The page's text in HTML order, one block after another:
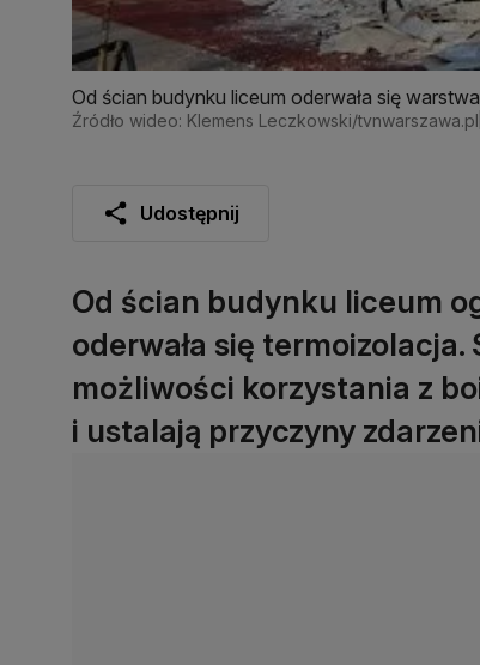
Od ścian budynku liceum oderwała się
Źródło wideo: Klemens Leczkowski/tvnwarszawa.pl
Udostępnij
Od ścian budynku liceum
oderwała się termoizolacja.
możliwości korzystania z
i ustalają przyczyny